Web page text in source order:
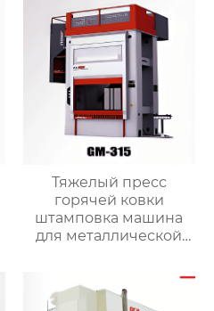
Тяжелый пресс
горячей ковки
штамповка машина
для металлической